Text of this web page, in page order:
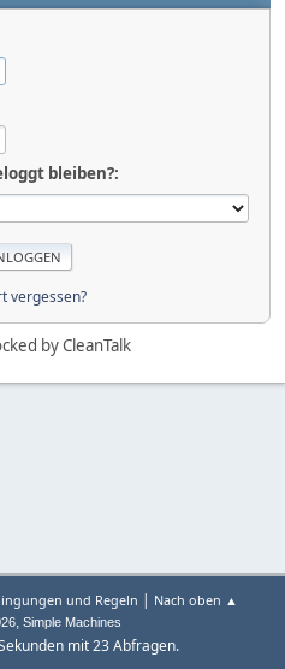
bleiben?:
vergessen?
by CleanTalk
und Regeln | Nach oben ▲
, Simple Machines
mit 23 Abfragen.